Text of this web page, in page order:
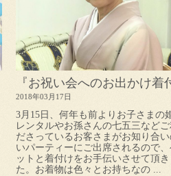
『お祝い会へのお出かけ着
2018年03月17日
3月15日、何年も前よりお子さまの
レンタルやお孫さんの七五三などご
ださっているお客さまがお知り合
いパーティーにご出席されるので
ットと着付けをお手伝いさせて頂き
た。お着物は色々とお持ちなの ...